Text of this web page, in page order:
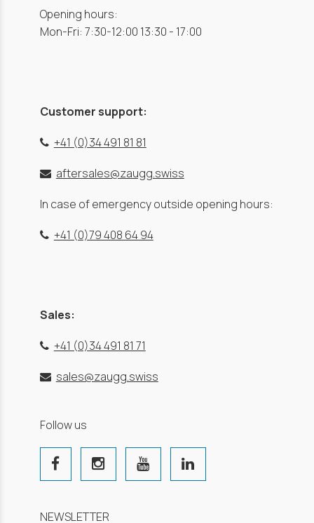
Opening hours:
Mon-Fri: 7:30-12:00 13:30 - 17:00
Customer support:
+41 (0)34 491 81 81
aftersales@zaugg.swiss
In case of emergency outside opening hours:
+41 (0)79 408 64 94
Sales:
+41 (0)34 491 81 71
sales@zaugg.swiss
Follow us
NEWSLETTER